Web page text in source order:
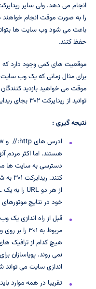
را به صورت موقت انجام
باعث می شود وب سایت ها
حفظ کنند.
برای مثال زمانی که یک وب
موقت می خواهید بازدید
توانید از ریدایرکت ۳۰۲ بجای ریدایرکت ۳۰۱ استفاده کنید.
نتیجه گیری :
کنند.
خود در نتایج
قبل از راه اندازی یک
مربوط به
هیچ کدام از ترافیک
نمی روند. پویاسازان برای
اندازی سایت می تواند